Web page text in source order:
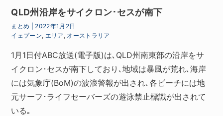
QLD州沿岸をサイクロン･セスが南下
まとめ
2022年1月2日
イェプーン, エリア , オーストラリア
1月1日付ABC放送(電子版)は､QLD州南東部の沿岸をサ
イクロン･セスが南下しており､地域は暴風が荒れ､海岸
には気象庁(BoM)の波浪警報が出され､各ビーチには地
元サーフ･ライフセーバーズの遊泳禁止標識が出されて
いる｡